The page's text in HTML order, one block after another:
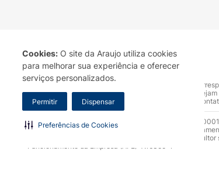
Cookies: O site da Araujo utiliza cookies
para melhorar sua experiência e oferecer
serviços personalizados.
Permitir Dispensar
Preferências de Cookies
Termo de Uso Portal da Privacidade Covid-19
A Drogaria Araujo S/A informa que o seu site oficial
marca. Para sua segurança recomendamos que não
Araujo S.A. Em caso de dúvidas, gentileza entrar em
Razão Social: Drogaria Araujo S.A | CNPJ:
0300.313.1010 e (31) 3270-5000 Horário de
10.965 | Yasmin Silva Alvarenga – CRF 52.584 -
Funcionamento da Empresa (AFE): 7.16355-1